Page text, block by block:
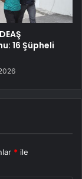
16 Şüpheli
* ile